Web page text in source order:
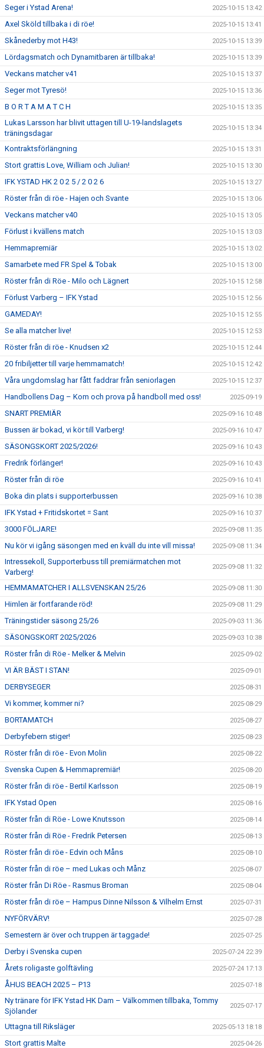
Seger i Ystad Arena! 2025-10-15 13:42
Axel Sköld tillbaka i di röe! 2025-10-15 13:41
Skånederby mot H43! 2025-10-15 13:39
Lördagsmatch och Dynamitbaren är tillbaka! 2025-10-15 13:39
Veckans matcher v41 2025-10-15 13:37
Seger mot Tyresö! 2025-10-15 13:36
B O R T A M A T C H 2025-10-15 13:35
Lukas Larsson har blivit uttagen till U-19-landslagets
träningsdagar
2025-10-15 13:34
Kontraktsförlängning 2025-10-15 13:31
Stort grattis Love, William och Julian! 2025-10-15 13:30
IFK YSTAD HK 2 0 2 5 / 2 0 2 6 2025-10-15 13:27
Röster från di röe - Hajen och Svante 2025-10-15 13:06
Veckans matcher v40 2025-10-15 13:05
Förlust i kvällens match 2025-10-15 13:03
Hemmapremiär 2025-10-15 13:02
Samarbete med FR Spel & Tobak 2025-10-15 13:00
Röster från di Röe - Milo och Lägnert 2025-10-15 12:58
Förlust Varberg – IFK Ystad 2025-10-15 12:56
GAMEDAY! 2025-10-15 12:55
Se alla matcher live! 2025-10-15 12:53
Röster från di röe - Knudsen x2 2025-10-15 12:44
20 fribiljetter till varje hemmamatch! 2025-10-15 12:42
Våra ungdomslag har fått faddrar från seniorlagen 2025-10-15 12:37
Handbollens Dag – Kom och prova på handboll med oss! 2025-09-19
SNART PREMIÄR 2025-09-16 10:48
Bussen är bokad, vi kör till Varberg! 2025-09-16 10:47
SÄSONGSKORT 2025/2026! 2025-09-16 10:43
Fredrik förlänger! 2025-09-16 10:43
Röster från di röe 2025-09-16 10:41
Boka din plats i supporterbussen 2025-09-16 10:38
IFK Ystad + Fritidskortet = Sant 2025-09-16 10:37
3000 FÖLJARE! 2025-09-08 11:35
Nu kör vi igång säsongen med en kväll du inte vill missa! 2025-09-08 11:34
Intressekoll, Supporterbuss till premiärmatchen mot
Varberg!
2025-09-08 11:32
HEMMAMATCHER I ALLSVENSKAN 25/26 2025-09-08 11:30
Himlen är fortfarande röd! 2025-09-08 11:29
Träningstider säsong 25/26 2025-09-03 11:36
SÄSONGSKORT 2025/2026 2025-09-03 10:38
Röster från di Röe - Melker & Melvin 2025-09-02
VI ÄR BÄST I STAN! 2025-09-01
DERBYSEGER 2025-08-31
Vi kommer, kommer ni? 2025-08-29
BORTAMATCH 2025-08-27
Derbyfebern stiger! 2025-08-23
Röster från di röe - Evon Molin 2025-08-22
Svenska Cupen & Hemmapremiär! 2025-08-20
Röster från di röe - Bertil Karlsson 2025-08-19
IFK Ystad Open 2025-08-16
Röster från di Röe - Lowe Knutsson 2025-08-14
Röster från di Röe - Fredrik Petersen 2025-08-13
Röster från di röe - Edvin och Måns 2025-08-10
Röster från di röe – med Lukas och Månz 2025-08-07
Röster från Di Röe - Rasmus Broman 2025-08-04
Röster från di röe – Hampus Dinne Nilsson & Vilhelm Ernst 2025-07-31
NYFÖRVÄRV! 2025-07-28
Semestern är över och truppen är taggade! 2025-07-25
Derby i Svenska cupen 2025-07-24 22:39
Årets roligaste golftävling 2025-07-24 17:13
ÅHUS BEACH 2025 – P13 2025-07-18
Ny tränare för IFK Ystad HK Dam – Välkommen tillbaka, Tommy
Sjölander
2025-07-17
Uttagna till Riksläger 2025-05-13 18:18
Stort grattis Malte 2025-04-26